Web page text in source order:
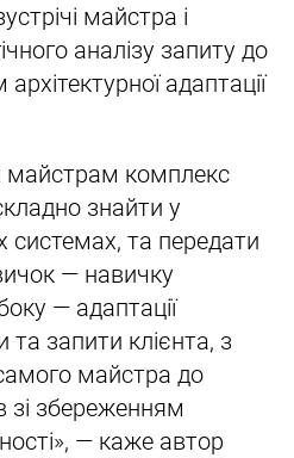
майстра і
аналізу запиту до
адаптації
майстрам комплекс
знайти у
системах, та передати
— навичку
— адаптації
та запити клієнта, з
майстра до
зі збереженням
— каже автор